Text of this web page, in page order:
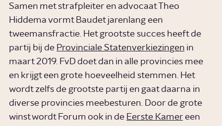
Samen met strafpleiter en advocaat Theo
Hiddema vormt Baudet jarenlang een
tweemansfractie. Het grootste succes heeft de
partij bij de Provinciale Statenverkiezingen in
maart 2019. FvD doet dan in alle provincies mee
en krijgt een grote hoeveelheid stemmen. Het
wordt zelfs de grootste partij en gaat daarna in
diverse provincies meebesturen. Door de grote
winst wordt Forum ook in de Eerste Kamer een